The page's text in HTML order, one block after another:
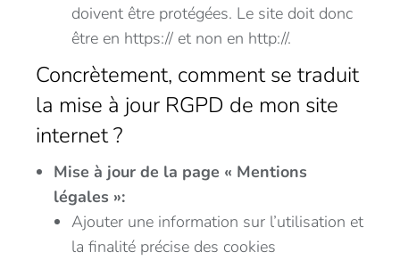
doivent être protégées. Le site doit donc
être en https:// et non en http://.
Concrètement, comment se traduit
la mise à jour RGPD de mon site
internet ?
Mise à jour de la page « Mentions
légales »:
Ajouter une information sur l’utilisation et
la finalité précise des cookies